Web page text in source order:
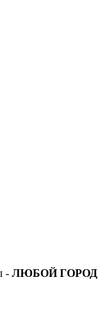
- ЛЮБОЙ ГОРОД